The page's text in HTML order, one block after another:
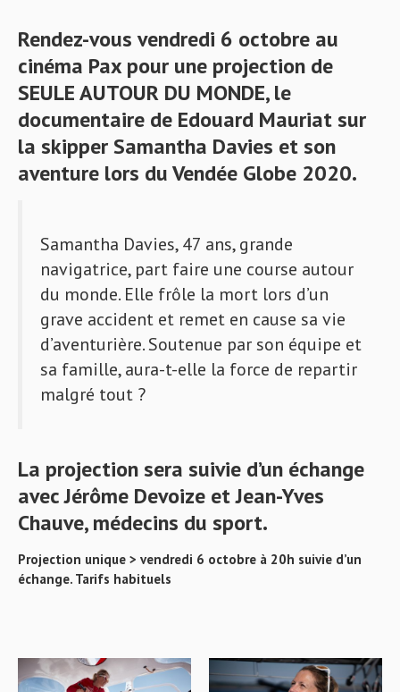
Rendez-vous vendredi 6 octobre au
cinéma Pax pour une projection de
SEULE AUTOUR DU MONDE, le
documentaire de Edouard Mauriat sur
la skipper Samantha Davies et son
aventure lors du Vendée Globe 2020.
Samantha Davies, 47 ans, grande
navigatrice, part faire une course autour
du monde. Elle frôle la mort lors d’un
grave accident et remet en cause sa vie
d’aventurière. Soutenue par son équipe et
sa famille, aura-t-elle la force de repartir
malgré tout ?
La projection sera suivie d’un échange
avec Jérôme Devoize et Jean-Yves
Chauve, médecins du sport.
Projection unique > vendredi 6 octobre à 20h suivie d’un
échange. Tarifs habituels